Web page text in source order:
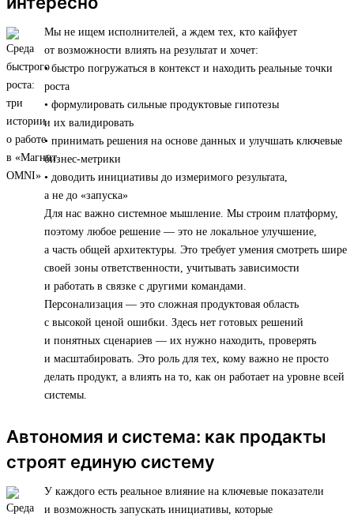
Мы не ищем исполнителей, а ждем тех, кто кайфует
от возможности влиять на результат и хочет:
• быстро погружаться в контекст и находить реальные точки
роста
• формулировать сильные продуктовые гипотезы
и их валидировать
• принимать решения на основе данных и улучшать ключевые
бизнес-метрики
• доводить инициативы до измеримого результата,
а не до «запуска»
Для нас важно системное мышление. Мы строим платформу,
поэтому любое решение — это не локальное улучшение,
а часть общей архитектуры. Это требует умения смотреть шире
своей зоны ответственности, учитывать зависимости
и работать в связке с другими командами.
Персонализация — это сложная продуктовая область
с высокой ценой ошибки. Здесь нет готовых решений
и понятных сценариев — их нужно находить, проверять
и масштабировать. Это роль для тех, кому важно не просто
делать продукт, а влиять на то, как он работает на уровне всей
системы.
Автономия и система: как продакты
строят единую систему
У каждого есть реальное влияние на ключевые показатели
и возможность запускать инициативы, которые